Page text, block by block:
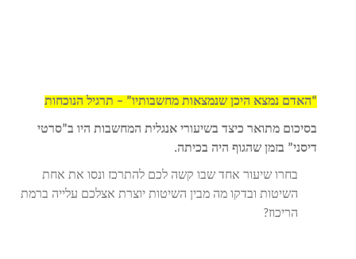
“האדם נמצא היכן שנמצאות מחשבותיו” – תרגיל הנוכחות
בסיכום מתואר כיצד בשיעורי אנגלית המחשבות היו ב”סרטי
דיסני” בזמן שהגוף היה בכיתה.
בחרו שיעור אחד שבו קשה לכם להתרכז ונסו את אחת
השיטות ובדקו מה מבין השיטות יוצרת אצלכם עלייה ברמת
הריכוז?